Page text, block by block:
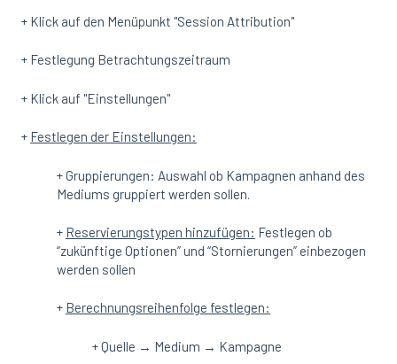
+ Klick auf den Menüpunkt "Session Attribution"
+ Festlegung Betrachtungszeitraum
+ Klick auf "Einstellungen"
+ Festlegen der Einstellungen:
+ Gruppierungen: Auswahl ob Kampagnen anhand des
Mediums gruppiert werden sollen.
+ Reservierungstypen hinzufügen: Festlegen ob
“zukünftige Optionen” und “Stornierungen” einbezogen
werden sollen
+ Berechnungsreihenfolge festlegen:
+ Quelle → Medium → Kampagne